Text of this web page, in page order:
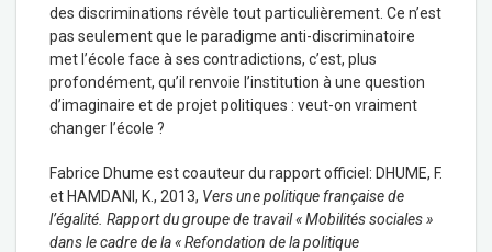
des discriminations révèle tout particulièrement. Ce n’est
pas seulement que le paradigme anti-discriminatoire
met l’école face à ses contradictions, c’est, plus
profondément, qu’il renvoie l’institution à une question
d’imaginaire et de projet politiques : veut-on vraiment
changer l’école ?
Fabrice Dhume estcoauteur du rapport officiel: DHUME, F.
et HAMDANI, K., 2013, Vers une politique française de
l’égalité. Rapport du groupe de travail « Mobilités sociales »
dans le cadre de la « Refondation de la politique